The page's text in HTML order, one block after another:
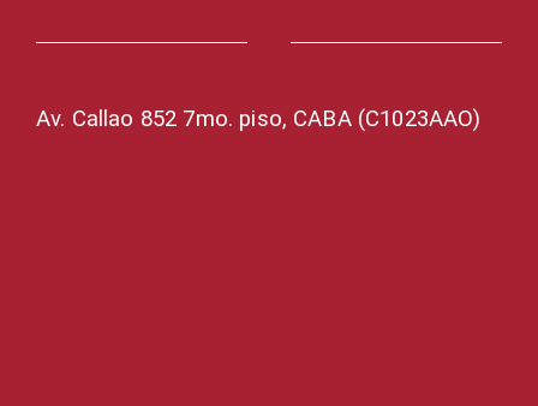
Av. Callao 852 7mo. piso, CABA (C1023AAO)